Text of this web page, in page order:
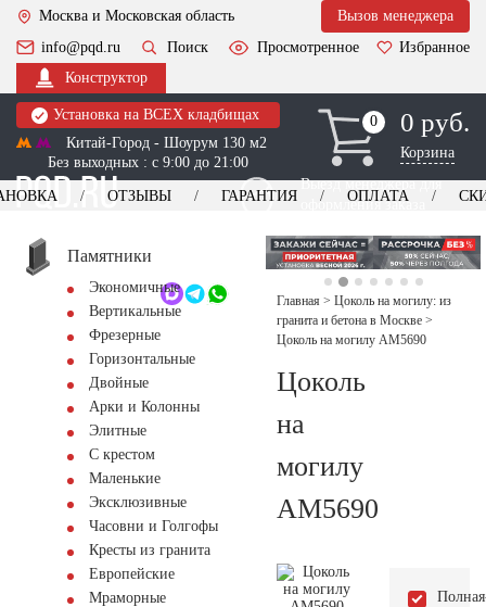
Москва и Московская область
Вызов менеджера
info@pqd.ru
Поиск Просмотренное
Избранное
Конструктор
Установка на ВСЕХ кладбищах
Китай-Город - Шоурум 130 м2
Без выходных : с 9:00 до 21:00
0
0 0 руб.
Корзина
Выезд менеджера для
оформления заказа
+7 (495) 518-44-23
Обратный звонок
ОТЗЫВЫ ГАРАНТИЯ ОПЛАТА
Памятники
Экономичные
Вертикальные
Фрезерные
Горизонтальные
Двойные
Арки и Колонны
Элитные
С крестом
Маленькие
Эксклюзивные
Часовни и Голгофы
Кресты из гранита
Европейские
Мраморные
Главная > Цоколь на могилу: из
гранита и бетона в Москве >
Цоколь на могилу AM5690
Цоколь
на
могилу
AM5690
Полная